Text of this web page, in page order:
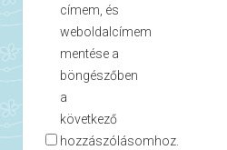
címem, és
weboldalcímem
mentése a
böngészőben
a
következő
hozzászólásomhoz.